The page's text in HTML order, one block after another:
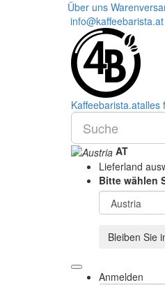
Über uns
info@kaffeebarista.at
Kaffeebarista.atalles
AT
Lieferland
Bitte wählen
Bleiben Sie
Anmelden